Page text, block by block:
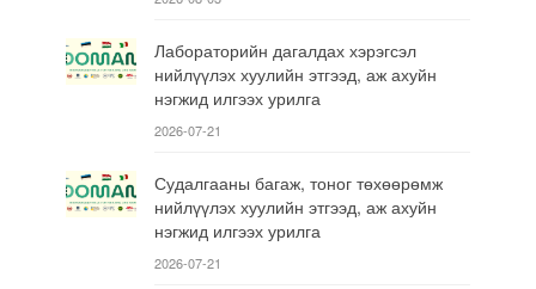
Лабораторийн дагалдах хэрэгсэл
нийлүүлэх хуулийн этгээд, аж ахуйн
нэгжид илгээх урилга
2026-07-21
Судалгааны багаж, тоног төхөөрөмж
нийлүүлэх хуулийн этгээд, аж ахуйн
нэгжид илгээх урилга
2026-07-21